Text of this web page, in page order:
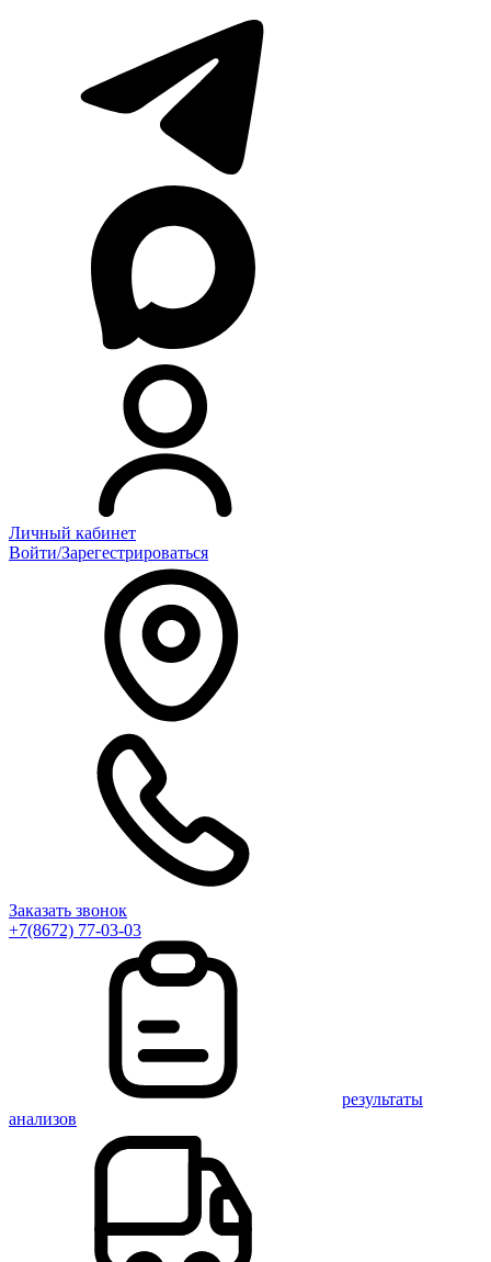
Личный кабинет
Войти/Зарегестрироваться
Заказать звонок
+7(8672) 77-03-03
результаты
анализов